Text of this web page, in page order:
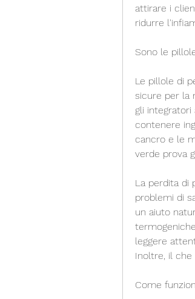
attirare i
ridurre
Sono le
Le pillole di
sicure per la
gli
contenere
cancro e le
verde prova
La perdita di
problemi di
un aiuto
leggere
Inoltre, il che
Come